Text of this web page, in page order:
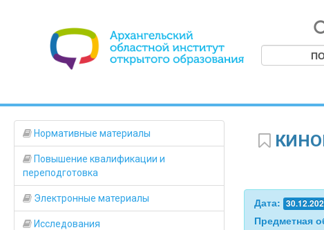
Нормативные материалы
Повышение квалификации и
переподготовка
Электронные материалы
Исследования
Дата:
Предметная